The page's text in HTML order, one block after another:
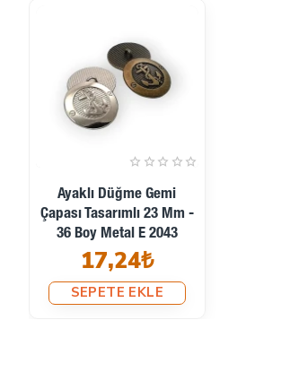
Ayaklı Düğme Gemi
Çapası Tasarımlı 23 Mm -
36 Boy Metal E 2043
17,24₺
SEPETE EKLE